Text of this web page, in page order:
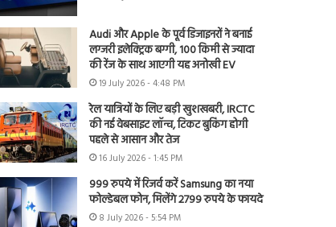
Audi और Apple के पूर्व डिजाइनरों ने बनाई
लग्जरी इलेक्ट्रिक बग्गी, 100 किमी से ज्यादा
की रेंज के साथ आएगी यह अनोखी EV
19 July 2026 - 4:48 PM
रेल यात्रियों के लिए बड़ी खुशखबरी, IRCTC
की नई वेबसाइट लॉन्च, टिकट बुकिंग होगी
पहले से आसान और तेज
16 July 2026 - 1:45 PM
999 रुपये में रिजर्व करें Samsung का नया
फोल्डेबल फोन, मिलेंगे 2799 रुपये के फायदे
8 July 2026 - 5:54 PM